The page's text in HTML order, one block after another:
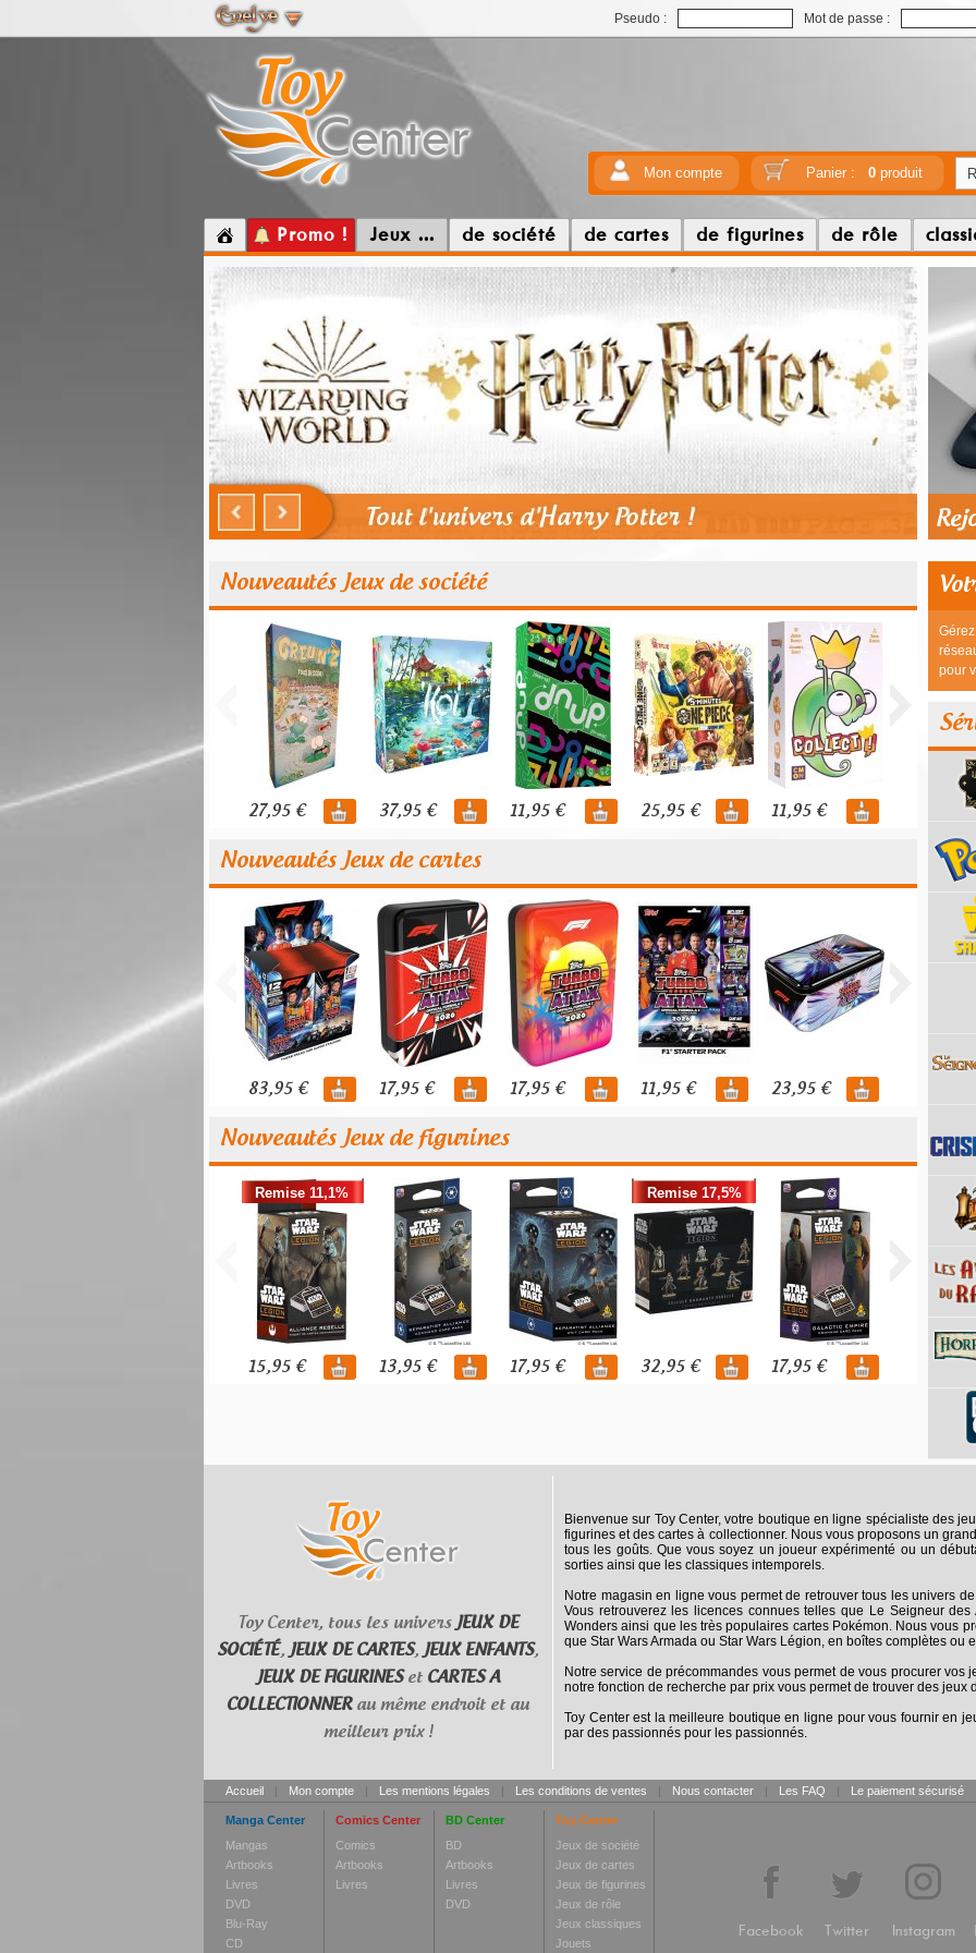
Pseudo : Mot de passe :
Mon compte Panier : 0produit
Promo ! Jeux ... de société de cartes de figurines de rôle
Nouveautés Jeux de société
27,95 € 37,95 € 11,95 € 25,95 € 11,95 €
Nouveautés Jeux de cartes
83,95 € 17,95 € 17,95 € 11,95 € 23,95 €
Nouveautés Jeux de figurines
Remise 11,1%
15,95 € 13,95 € 17,95 €
Remise 17,5%
32,95 € 17,95 €
pour
Toy Center, tous les univers JEUX DE
SOCIÉTÉ, JEUX DE CARTES, JEUX ENFANTS,
JEUX DE FIGURINESet CARTES A
COLLECTIONNERau même endroit et au
meilleur prix !
Bienvenue sur Toy Center, votre boutique en ligne spécialiste des
figurines et des cartes à collectionner. Nous vous proposons un
tous les goûts. Que vous soyez un joueur expérimenté ou un
sorties ainsi que les classiques intemporels.
Notre magasin en ligne vous permet de retrouver tous les univers
Vous retrouverez les licences connues telles que Le Seigneur
Wonders ainsi que les très populaires cartes Pokémon. Nous vous
que Star Wars Armada ou Star Wars Légion, en boîtes complètes ou
Notre service de précommandes vous permet de vous procurer vos
notre fonction de recherche par prix vous permet de trouver des jeux
Toy Center est la meilleure boutique en ligne pour vous fournir en
par des passionnés pour les passionnés.
Accueil | Mon compte | Les mentions légales | Les conditions de ventes | Nous contacter | Les FAQ | Le paiement sécurisé
Manga Center
Mangas
Artbooks
Livres
DVD
Blu-Ray
CD
Comics Center
Comics
Artbooks
Livres
BD Center
BD
Artbooks
Livres
DVD
Toy Center
Jeux de société
Jeux de cartes
Jeux de figurines
Jeux de rôle
Jeux classiques
Jouets
Facebook Twitter Instagram